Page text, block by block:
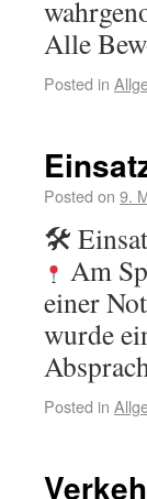
Alle
Posted in
Posted on 9.
🛠
Am
einer
wurde
Posted in